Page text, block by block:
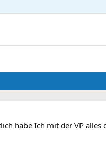
habe Ich mit der VP alles